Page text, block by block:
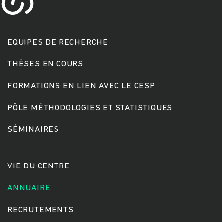
EQUIPES DE RECHERCHE
THÈSES EN COURS
FORMATIONS EN LIEN AVEC LE CESP
PÔLE MÉTHODOLOGIES ET STATISTIQUES
SÉMINAIRES
VIE DU CENTRE
ANNUAIRE
RECRUTEMENTS